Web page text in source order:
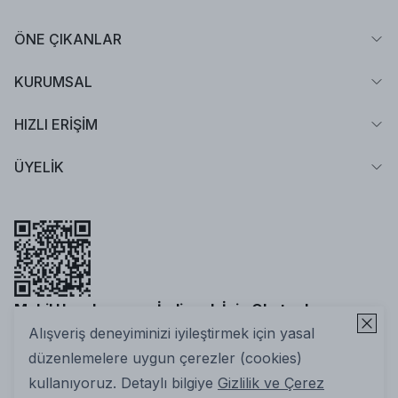
Alışveriş deneyiminizi iyileştirmek için yasal
düzenlemelere uygun çerezler (cookies)
kullanıyoruz. Detaylı bilgiye Gizlilik ve Çerez
ÖNE ÇIKANLAR
KURUMSAL
HIZLI ERİŞİM
ÜYELİK
Mobil Uygulamamızı İndirmek İçin Okutun!